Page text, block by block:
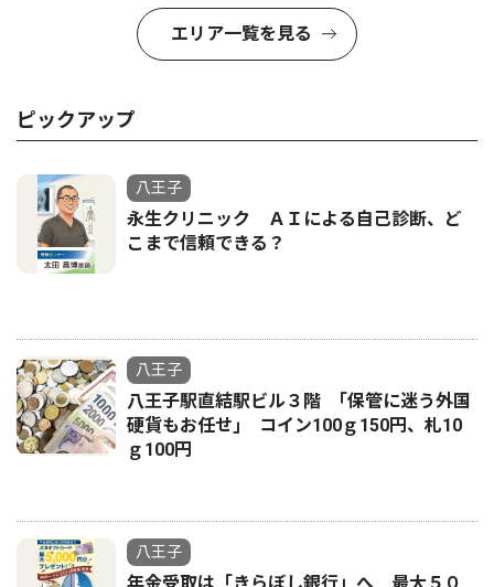
エリア一覧を見る
ピックアップ
八王子
永生クリニック ＡＩによる自己診断、ど
こまで信頼できる？
八王子
八王子駅直結駅ビル３階 ｢保管に迷う外国
硬貨もお任せ｣ コイン100ｇ150円、札10
ｇ100円
八王子